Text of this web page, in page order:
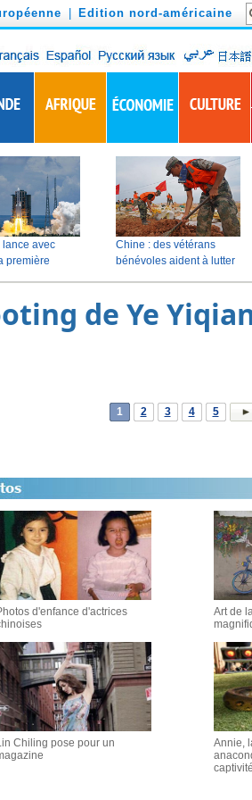
Edition nord-américaine
de Ye
1 2 3 4 5
d'enfance d'actrices
Art de
Chiling pose pour un
Annie,
captivité